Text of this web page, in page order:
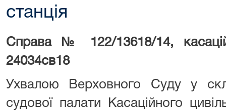
станція
Справа № 122/13618/14,
24034св18
Ухвалою Верховного Суду у
судової палати Касаційного